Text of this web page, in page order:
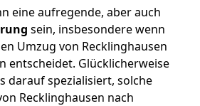
eine aufregende, aber auch
sein, insbesondere wenn
Umzug von Recklinghausen
entscheidet. Glücklicherweise
darauf spezialisiert, solche
Recklinghausen nach